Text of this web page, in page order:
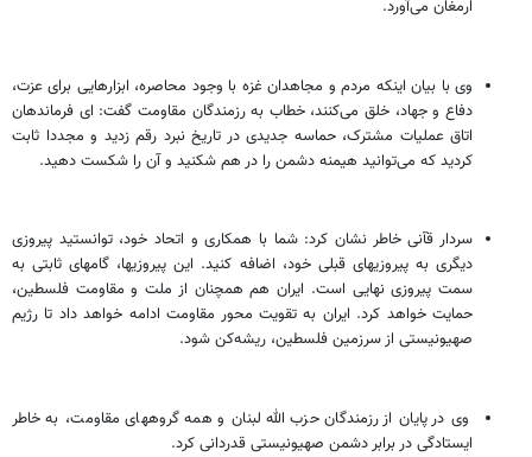
ارمغان می‌آورد.
وی با بیان اینکه مردم و مجاهدان غزه با وجود محاصره، ابزارهایی برای عزت،
دفاع و جهاد، خلق می‌کنند، خطاب به رزمندگان مقاومت گفت: ای فرماندهان
اتاق عملیات مشترک، حماسه جدیدی در تاریخ نبرد رقم زدید و مجددا ثابت
کردید که می‌توانید هیمنه دشمن را در هم شکنید و آن را شکست دهید.
سردار قآنی خاطر نشان کرد: شما با همکاری و اتحاد خود، توانستید پیروزی
دیگری به پیروزیهای قبلی خود، اضافه کنید. این پیروزیها، گامهای ثابتی به
سمت پیروزی نهایی است. ایران هم همچنان از ملت و مقاومت فلسطین،
حمایت خواهد کرد. ایران به تقویت محور مقاومت ادامه خواهد داد تا رژیم
صهیونیستی از سرزمین فلسطین، ریشه‌کن شود.
وی در پایان از رزمندگان حزب الله لبنان و همه گروههای مقاومت، به خاطر
ایستادگی در برابر دشمن صهیونیستی قدردانی کرد.